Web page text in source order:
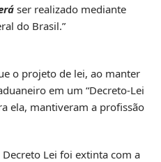
ser realizado mediante
do Brasil.”
o projeto de lei, ao manter
em um “Decreto-Lei
ela, mantiveram a profissão
Lei foi extinta com a